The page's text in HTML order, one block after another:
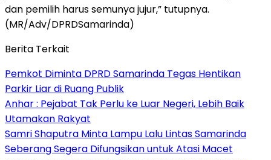
dan pemilih harus semunya jujur,” tutupnya.
(MR/Adv/DPRDSamarinda)
Berita Terkait
Pemkot Diminta DPRD Samarinda Tegas Hentikan
Parkir Liar di Ruang Publik
Anhar : Pejabat Tak Perlu ke Luar Negeri, Lebih Baik
Utamakan Rakyat
Samri Shaputra Minta Lampu Lalu Lintas Samarinda
Seberang Segera Difungsikan untuk Atasi Macet